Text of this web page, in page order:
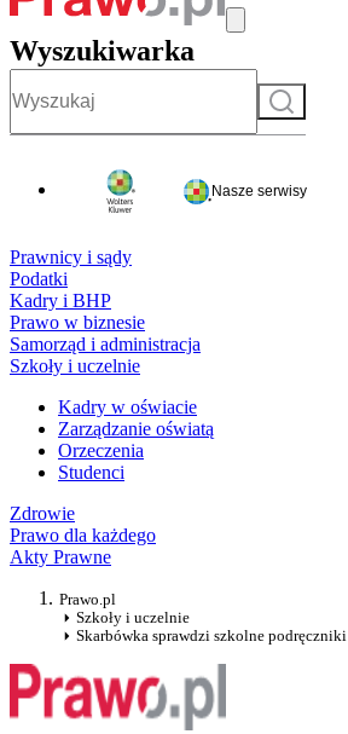
Wyszukiwarka
Szukaj
Nasze serwisy
Prawnicy i sądy
Podatki
Kadry i BHP
Prawo w biznesie
Samorząd i administracja
Szkoły i uczelnie
Kadry w oświacie
Zarządzanie oświatą
Orzeczenia
Studenci
Zdrowie
Prawo dla każdego
Akty Prawne
Prawo.pl
Szkoły i uczelnie
Skarbówka sprawdzi szkolne podręczniki